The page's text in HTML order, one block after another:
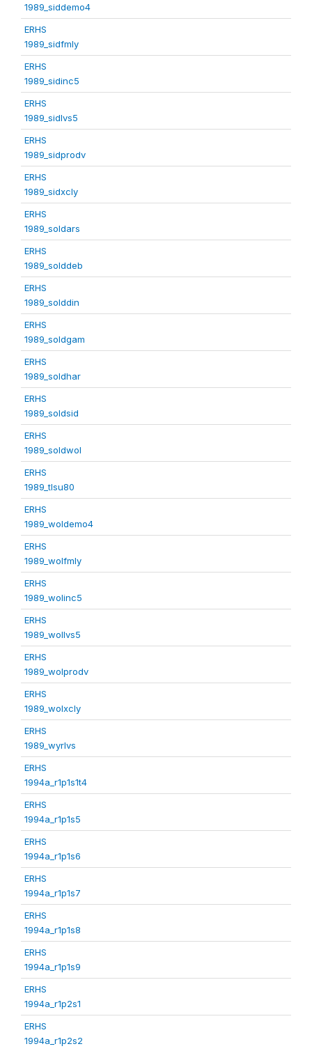
1989_siddemo4
ERHS
1989_sidfmly
ERHS
1989_sidinc5
ERHS
1989_sidlvs5
ERHS
1989_sidprodv
ERHS
1989_sidxcly
ERHS
1989_soldars
ERHS
1989_solddeb
ERHS
1989_solddin
ERHS
1989_soldgam
ERHS
1989_soldhar
ERHS
1989_soldsid
ERHS
1989_soldwol
ERHS
1989_tlsu80
ERHS
1989_woldemo4
ERHS
1989_wolfmly
ERHS
1989_wolinc5
ERHS
1989_wollvs5
ERHS
1989_wolprodv
ERHS
1989_wolxcly
ERHS
1989_wyrlvs
ERHS
1994a_r1p1s1t4
ERHS
1994a_r1p1s5
ERHS
1994a_r1p1s6
ERHS
1994a_r1p1s7
ERHS
1994a_r1p1s8
ERHS
1994a_r1p1s9
ERHS
1994a_r1p2s1
ERHS
1994a_r1p2s2